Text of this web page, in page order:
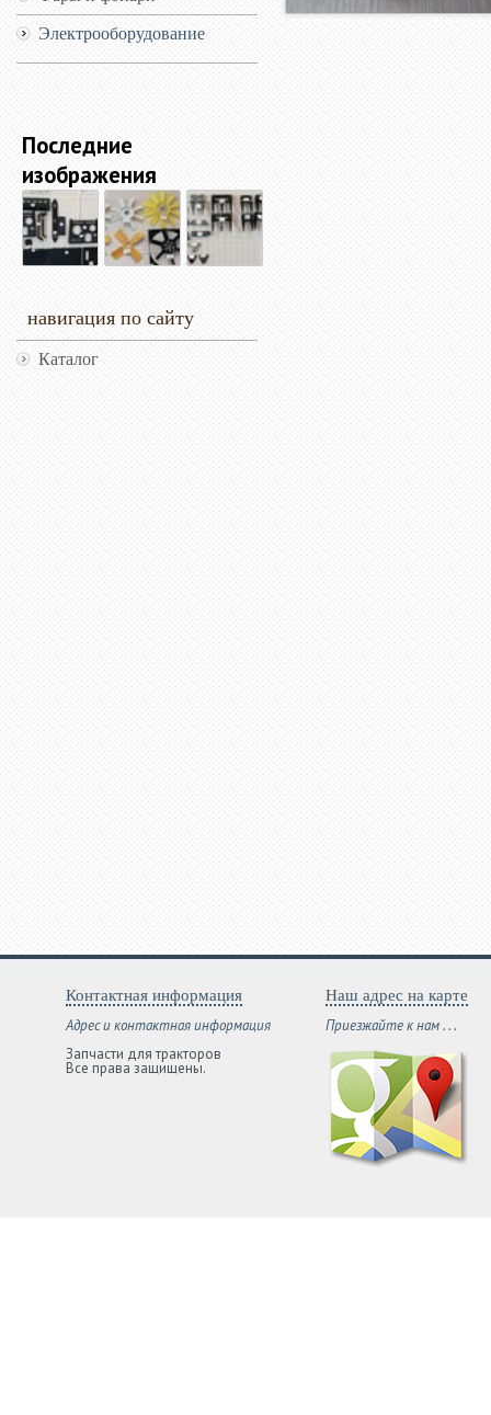
Электрооборудование
Последние
изображения
навигация по сайту
Каталог
Контактная информация
Адрес и контактная информация
Запчасти для тракторов
Все права защищены.
Наш адрес на карте
Приезжайте к нам . . .